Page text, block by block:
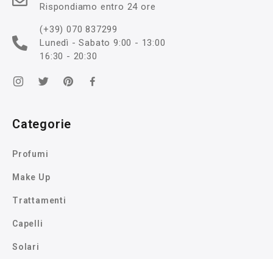
Rispondiamo entro 24 ore
(+39) 070 837299
Lunedì - Sabato 9:00 - 13:00
16:30 - 20:30
Categorie
Profumi
Make Up
Trattamenti
Capelli
Solari